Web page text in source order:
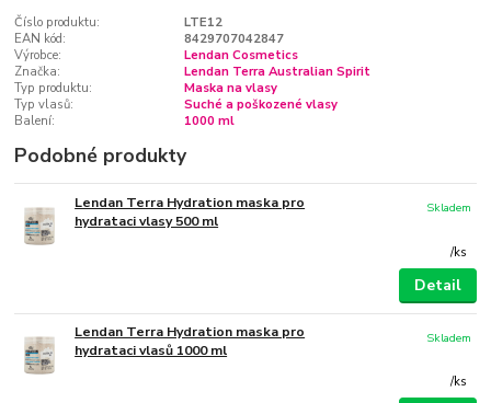
Číslo produktu:
LTE12
EAN kód:
8429707042847
Výrobce:
Lendan Cosmetics
Značka:
Lendan Terra Australian Spirit
Typ produktu:
Maska na vlasy
Typ vlasů:
Suché a poškozené vlasy
Balení:
1000 ml
Podobné produkty
Lendan Terra Hydration maska pro
hydrataci vlasy 500 ml
/ks
Skladem
Detail
Lendan Terra Hydration maska pro
hydrataci vlasů 1000 ml
/ks
Skladem